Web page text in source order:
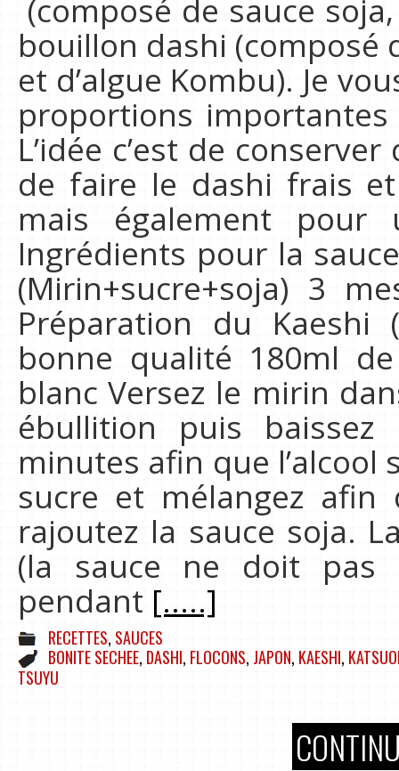
(composé de sauce
bouillon dashi (composé
et d’algue Kombu). Je
proportions
L’idée c’est de
de faire le dashi frais
mais également pour
Ingrédients pour la
(Mirin+sucre+soja) 3
Préparation du
bonne qualité 180ml
blanc Versez le mirin
ébullition puis
minutes afin que l’alcool
sucre et mélangez
rajoutez la sauce soja.
(la sauce ne doit pas
pendant [.....]
RECETTES, SAUCES
BONITE SECHEE, DASHI, FLOCONS, JAPON, KAESHI,
TSUYU